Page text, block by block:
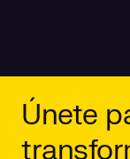
Únete